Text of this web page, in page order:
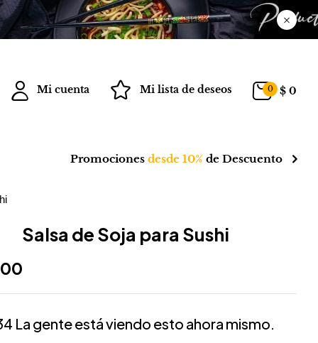
Mi cuenta Mi lista de deseos 0 $ 0
Promociones desde 10% de Descuento
Salsa de Soja para Sushi
La gente está viendo esto ahora mismo.